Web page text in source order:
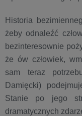
Historia
żeby odnaleźć
bezinteresownie
że ów człowiek,
sam teraz
Damięcki)
Stanie po jego
dramatycznych